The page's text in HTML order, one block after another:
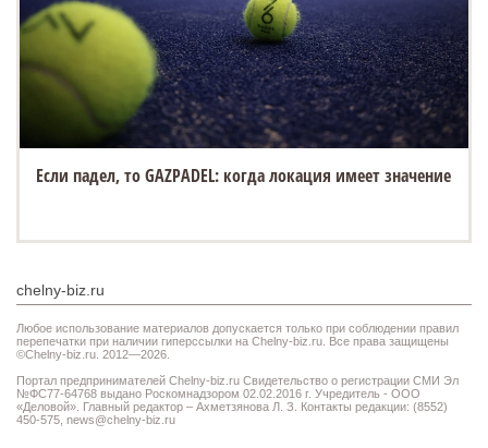
Если падел, то GAZPADEL: когда локация имеет значение
chelny-biz.ru
Любое использование материалов допускается только при соблюдении правил
перепечатки при наличии гиперссылки на Chelny-biz.ru. Все права защищены
©Chelny-biz.ru. 2012—2026.
Портал предпринимателей Chelny-biz.ru Свидетельство о регистрации СМИ Эл
№ФС77-64768 выдано Роскомнадзором 02.02.2016 г. Учредитель - ООО
«Деловой». Главный редактор – Ахметзянова Л. З. Контакты редакции: (8552)
450-575, news@chelny-biz.ru